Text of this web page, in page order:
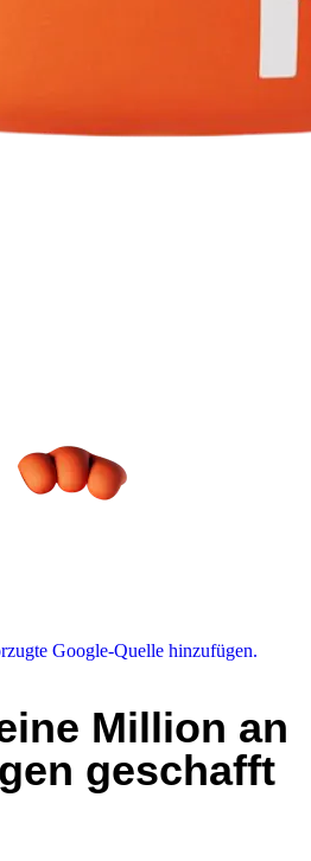
Google-Quelle hinzufügen.
Million an
geschafft